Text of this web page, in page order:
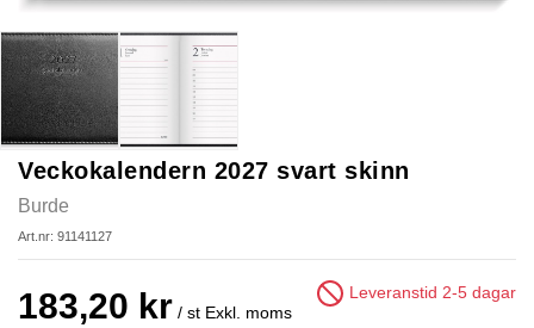
Veckokalendern 2027 svart skinn
Burde
Art.nr: 91141127
183,20 kr / st Exkl. moms
Leveranstid 2-5 dagar